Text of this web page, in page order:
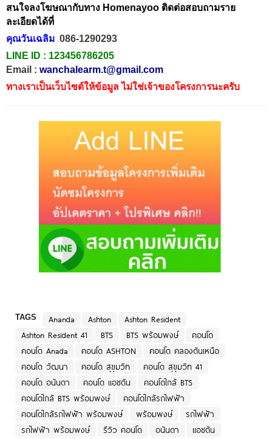
สนใจลงโฆษณากับทาง Homenayoo ติดต่อสอบถามราย
ละเอียดได้ที่
คุณวันเฉลิม 086-1290293
LINE ID : 123456786205
Email : wanchalearm.t@gmail.com
ทางเราเป็นเว็บไซต์ให้ข้อมูล ไม่ใช่เจ้าของโครงการนะครับ
TAGS Ananda Ashton
Ashton Resident
Ashton Resident 41
BTS BTS พร้อมพงษ์
คอนโด
คอนโด Anada
คอนโด ASHTON
คอนโด คลองตันเหนือ
คอนโด วัฒนา
คอนโด สุขุมวิท
คอนโด สุขุมวิท 41
คอนโด อนันดา
คอนโด แอชตัน
คอนโดใกล้ BTS
คอนโดใกล้ BTS พร้อมพงษ์
คอนโดใกล้รถไฟฟ้า
คอนโดใกล้รถไฟฟ้า พร้อมพงษ์
พร้อมพงษ์
รถไฟฟ้า
รถไฟฟ้า พร้อมพงษ์
รีวิว คอนโด อนันดา
แอชตัน